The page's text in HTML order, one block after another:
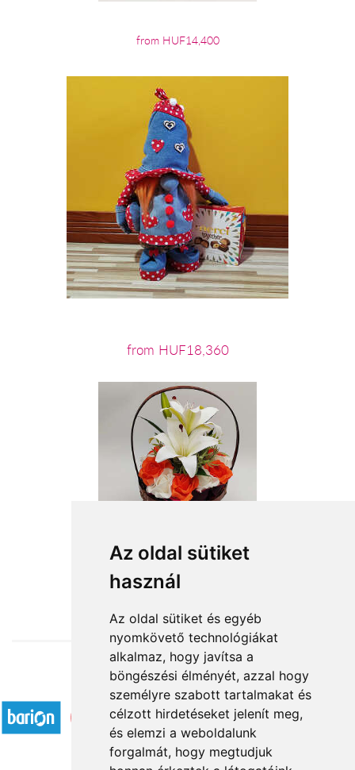
Az oldal sütiket
használ
Az oldal sütiket és egyéb
nyomkövető technológiákat
alkalmaz, hogy javítsa a
böngészési élményét, azzal hogy
személyre szabott tartalmakat és
célzott hirdetéseket jelenít meg,
és elemzi a weboldalunk
forgalmát, hogy megtudjuk
from HUF14,400
from HUF18,360
from HUF16,320
Accepted payment methods